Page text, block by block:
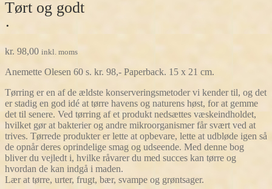
Tørt og godt
·
kr. 98,00 inkl. moms
Anemette Olesen 60 s. kr. 98,- Paperback. 15 x 21 cm.
Tørring er en af de ældste konserveringsmetoder vi kender til, og det
er stadig en god idé at tørre havens og naturens høst, for at gemme
det til senere. Ved tørring af et produkt nedsættes væskeindholdet,
hvilket gør at bakterier og andre mikroorganismer får svært ved at
trives. Tørrede produkter er lette at opbevare, lette at udbløde igen så
de opnår deres oprindelige smag og udseende. Med denne bog
bliver du vejledt i, hvilke råvarer du med succes kan tørre og
hvordan de kan indgå i maden.
Lær at tørre, urter, frugt, bær, svampe og grøntsager.